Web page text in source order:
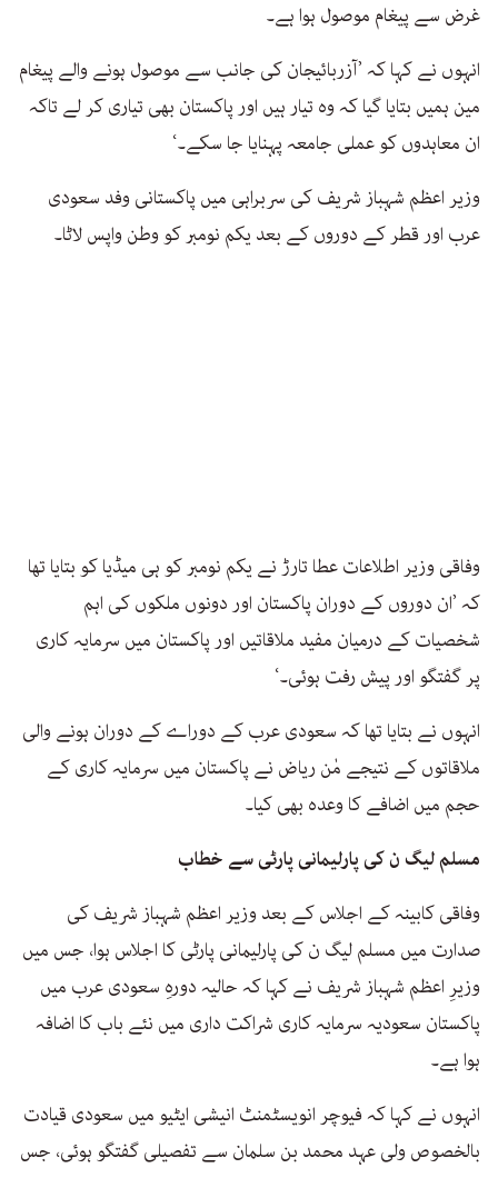
غرض سے پیغام موصول ہوا ہے۔
انہوں نے کہا کہ ’آزربائیجان کی جانب سے موصول ہونے والے پیغام
مین ہمیں بتایا گیا کہ وہ تیار ہیں اور پاکستان بھی تیاری کر لے تاکہ
ان معاہدوں کو عملی جامعہ پہنایا جا سکے۔‘
وزیر اعظم شہباز شریف کی سربراہی میں پاکستانی وفد سعودی
عرب اور قطر کے دوروں کے بعد یکم نومبر کو وطن واپس لاٹا۔
وفاقی وزیر اطلاعات عطا تارڑ نے یکم نومبر کو ہی میڈیا کو بتایا تھا
کہ ’ان دوروں کے دوران پاکستان اور دونوں ملکوں کی اہم
شخصیات کے درمیان مفید ملاقاتیں اور پاکستان میں سرمایہ کاری
پر گفتگو اور پیش رفت ہوئی۔‘
انہوں نے بتایا تھا کہ سعودی عرب کے دوراے کے دوران ہونے والی
ملاقاتوں کے نتیجے مٰن ریاض نے پاکستان میں سرمایہ کاری کے
حجم میں اضافے کا وعدہ بھی کیا۔
مسلم لیگ ن کی پارلیمانی پارٹی سے خطاب
وفاقی کابینہ کے اجلاس کے بعد وزیر اعظم شہباز شریف کی
صدارت میں مسلم لیگ ن کی پارلیمانی پارٹی کا اجلاس ہوا، جس میں
وزیرِ اعظم شہباز شریف نے کہا کہ حالیہ دورہِ سعودی عرب میں
پاکستان سعودیہ سرمایہ کاری شراکت داری میں نئے باب کا اضافہ
ہوا ہے۔
انہوں نے کہا کہ فیوچر انویسٹمنٹ انیشی ایٹیو میں سعودی قیادت
بالخصوص ولی عہد محمد بن سلمان سے تفصیلی گفتگو ہوئی، جس